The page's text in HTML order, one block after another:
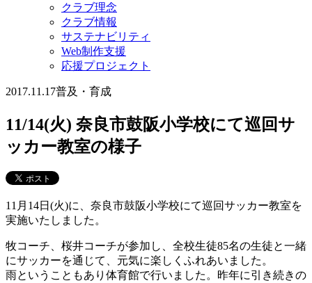
クラブ理念
クラブ情報
サステナビリティ
Web制作支援
応援プロジェクト
2017.11.17普及・育成
11/14(火) 奈良市鼓阪小学校にて巡回サ
ッカー教室の様子
11月14日(火)に、奈良市鼓阪小学校にて巡回サッカー教室を
実施いたしました。
牧コーチ、桜井コーチが参加し、全校生徒85名の生徒と一緒
にサッカーを通じて、元気に楽しくふれあいました。
雨ということもあり体育館で行いました。昨年に引き続きの